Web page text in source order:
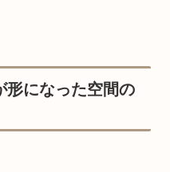
になった空間の